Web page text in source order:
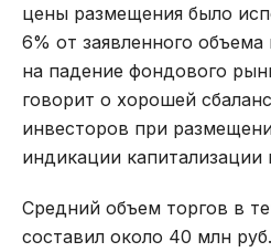
цены размещения было
6% от заявленного
на падение фондового
говорит о хорошей
инвесторов при
индикации капитализации
Средний объем торгов в
составил около 40 млн